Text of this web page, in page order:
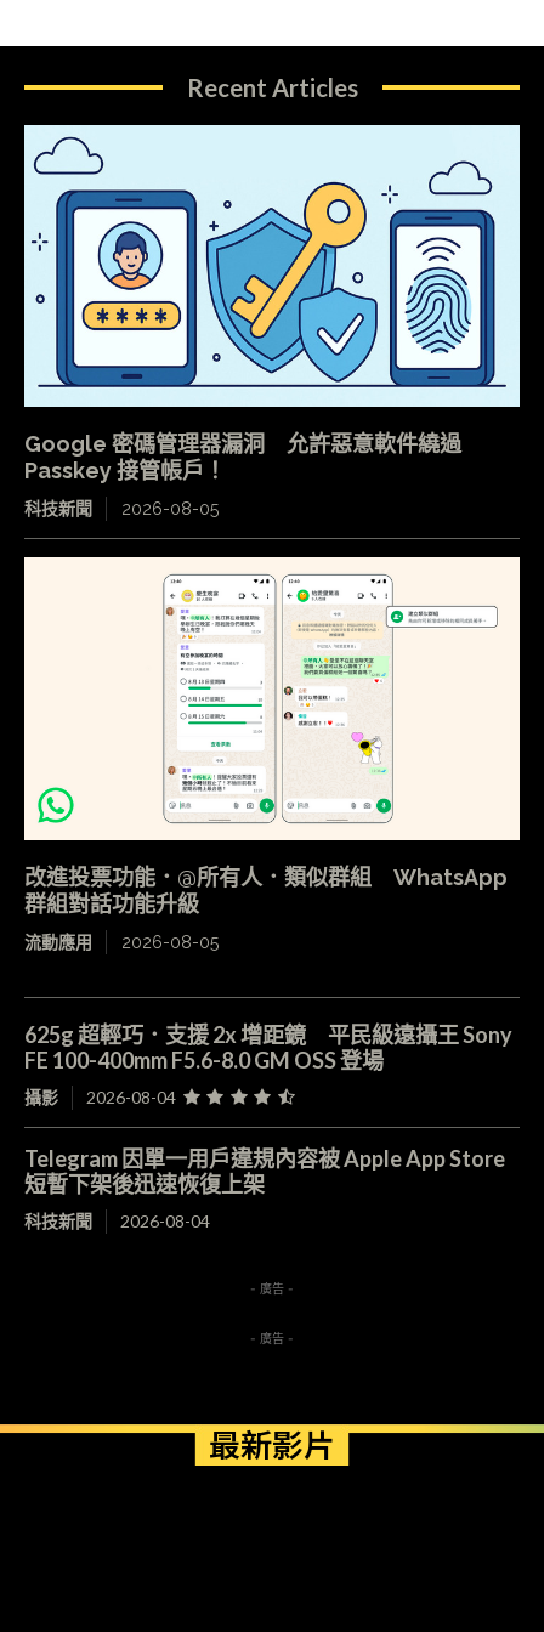
Recent Articles
Google 密碼管理器漏洞 允許惡意軟件繞過
Passkey 接管帳戶！
科技新聞 2026-08-05
改進投票功能．@所有人．類似群組 WhatsApp
群組對話功能升級
流動應用 2026-08-05
625g 超輕巧．支援 2x 增距鏡 平民級遠攝王 Sony
FE 100-400mm F5.6-8.0 GM OSS 登場
攝影 2026-08-04
Telegram 因單一用戶違規內容被 Apple App Store
短暫下架後迅速恢復上架
科技新聞 2026-08-04
- 廣告 -
- 廣告 -
最新影片